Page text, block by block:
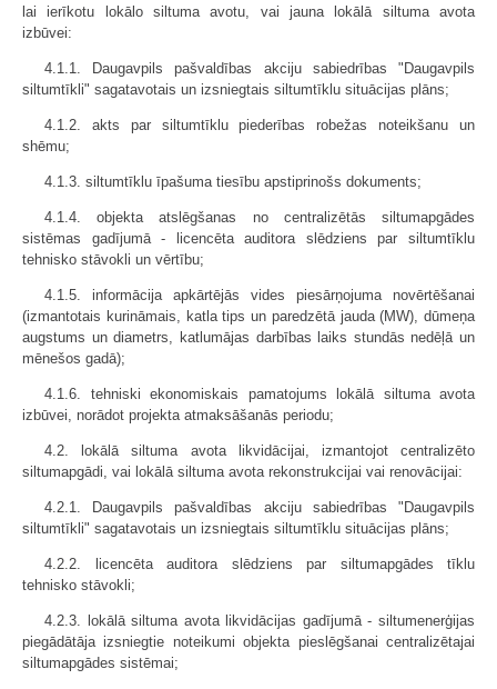
lai ierīkotu lokālo siltuma avotu, vai jauna lokālā siltuma avota
izbūvei:
4.1.1. Daugavpils pašvaldības akciju sabiedrības "Daugavpils
siltumtīkli" sagatavotais un izsniegtais siltumtīklu situācijas plāns;
4.1.2. akts par siltumtīklu piederības robežas noteikšanu un
shēmu;
4.1.3. siltumtīklu īpašuma tiesību apstiprinošs dokuments;
4.1.4. objekta atslēgšanas no centralizētās siltumapgādes
sistēmas gadījumā - licencēta auditora slēdziens par siltumtīklu
tehnisko stāvokli un vērtību;
4.1.5. informācija apkārtējās vides piesārņojuma novērtēšanai
(izmantotais kurināmais, katla tips un paredzētā jauda (MW), dūmeņa
augstums un diametrs, katlumājas darbības laiks stundās nedēļā un
mēnešos gadā);
4.1.6. tehniski ekonomiskais pamatojums lokālā siltuma avota
izbūvei, norādot projekta atmaksāšanās periodu;
4.2. lokālā siltuma avota likvidācijai, izmantojot centralizēto
siltumapgādi, vai lokālā siltuma avota rekonstrukcijai vai renovācijai:
4.2.1. Daugavpils pašvaldības akciju sabiedrības "Daugavpils
siltumtīkli" sagatavotais un izsniegtais siltumtīklu situācijas plāns;
4.2.2. licencēta auditora slēdziens par siltumapgādes tīklu
tehnisko stāvokli;
4.2.3. lokālā siltuma avota likvidācijas gadījumā - siltumenerģijas
piegādātāja izsniegtie noteikumi objekta pieslēgšanai centralizētajai
siltumapgādes sistēmai;